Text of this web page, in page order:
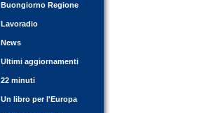
Buongiorno Regione
Lavoradio
News
Ultimi aggiornamenti
22 minuti
Un libro per l'Europa